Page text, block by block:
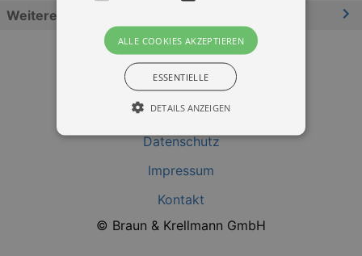
Weitere Informationen
Datenschutz
Impressum
Kontakt
© Braun & Krellmann GmbH
ALLE COOKIES AKZEPTIEREN
ESSENTIELLE
DETAILS ANZEIGEN
Essentiell Performance
Essentielle Cookies werden für die
gebraucht. Zum Beispiel für das Login in Ihren